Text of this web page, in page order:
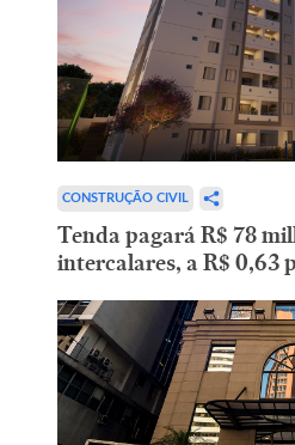
CONSTRUÇÃO CIVIL
Tenda pagará R$ 78
intercalares, a R$ 0,63